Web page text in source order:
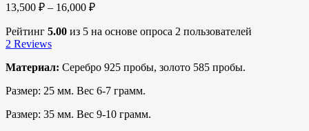
13,500 ₽ – 16,000 ₽
Рейтинг 5.00 из 5 на основе опроса 2 пользователей
2 Reviews
Материал: Серебро 925 пробы, золото 585 пробы.
Размер: 25 мм. Вес 6-7 грамм.
Размер: 35 мм. Вес 9-10 грамм.